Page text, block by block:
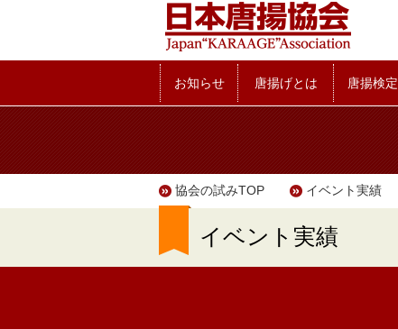
お知らせ 唐揚げとは 唐揚検定
協会の試みTOP イベント実績
イベント実績